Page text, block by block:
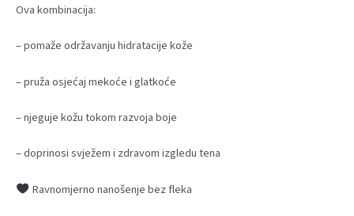
Ova kombinacija:
– pomaže održavanju hidratacije kože
– pruža osjećaj mekoće i glatkoće
– njeguje kožu tokom razvoja boje
– doprinosi svježem i zdravom izgledu tena
Ravnomjerno nanošenje bez fleka